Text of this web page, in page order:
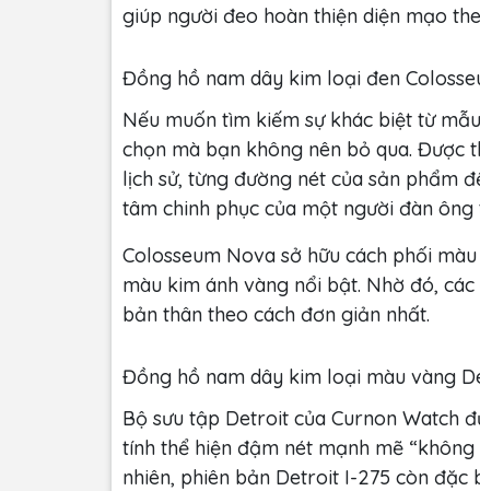
giúp người đeo hoàn thiện diện mạo
Đồng hồ nam dây kim loại đen
Nếu muốn tìm kiếm sự khác biệt từ
chọn mà bạn không nên bỏ qua. Được
lịch sử, từng đường nét của sản phẩm
tâm chinh phục của một người đàn ông
Colosseum Nova sở hữu cách phối
màu kim ánh vàng nổi bật. Nhờ đó,
bản thân theo cách đơn giản nhất.
Đồng hồ nam dây kim loại màu vàng
Bộ sưu tập Detroit của Curnon Watch
tính thể hiện đậm nét mạnh mẽ
nhiên, phiên bản Detroit I-275 còn đặc